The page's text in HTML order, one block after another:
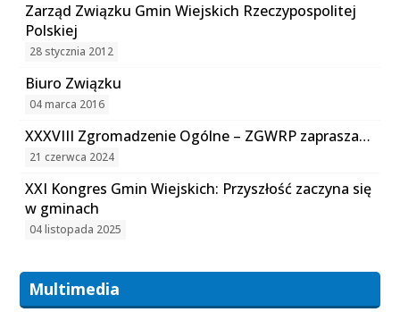
Zarząd Związku Gmin Wiejskich Rzeczypospolitej
Polskiej
28 stycznia 2012
Biuro Związku
04 marca 2016
XXXVIII Zgromadzenie Ogólne – ZGWRP zaprasza…
21 czerwca 2024
XXI Kongres Gmin Wiejskich: Przyszłość zaczyna się
w gminach
04 listopada 2025
Multimedia